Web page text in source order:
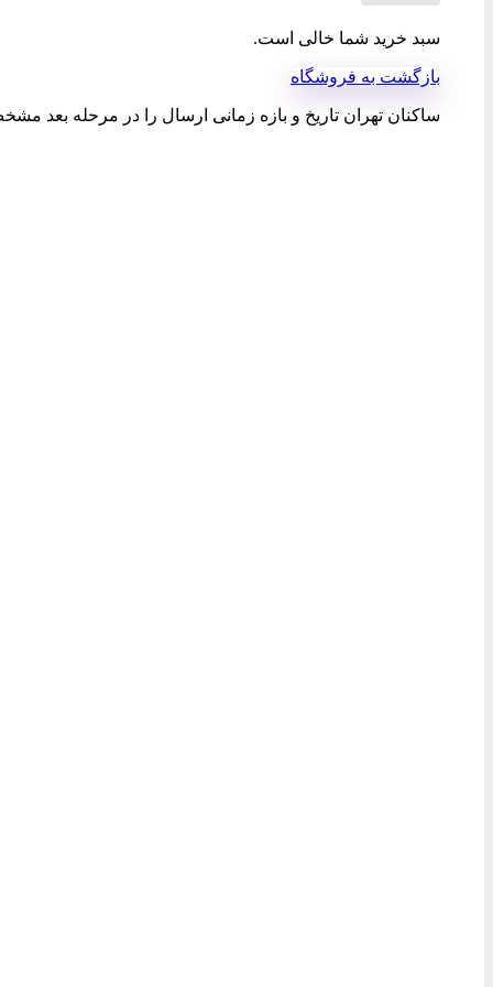
سبد خرید شما خالی است.
بازگشت به فروشگاه
ساکنان تهران تاریخ و بازه زمانی ارسال را در مرحله بعد